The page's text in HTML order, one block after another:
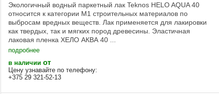
Экологичный водный паркетный лак Teknos HELO AQUA 40
относится к категории M1 строительных материалов по
выбросам вредных веществ. Лак применяется для лакировки
как твердых, так и мягких пород древесины. Эластичная
лаковая пленка ХЕЛО АКВА 40 ...
подробнее
в наличии от
Цену узнавайте по телефону:
+375 29 321-52-13